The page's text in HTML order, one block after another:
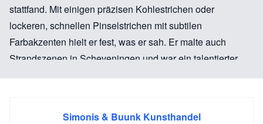
stattfand. Mit einigen präzisen Kohlestrichen oder
lockeren, schnellen Pinselstrichen mit subtilen
Farbakzenten hielt er fest, was er sah. Er malte auch
Strandszenen in Scheveningen und war ein talentierter
Simonis & Buunk Kunsthandel